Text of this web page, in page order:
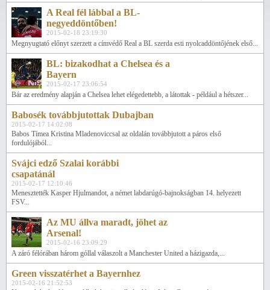
A Real fél lábbal a BL-
negyeddöntőben!
2015-02-18 23:19:30
Megnyugtató előnyt szerzett a címvédő Real a BL szerda esti nyolcaddöntőjének első...
BL: bizakodhat a Chelsea és a
Bayern
2015-02-17 23:06:54
Bár az eredmény alapján a Chelsea lehet elégedettebb, a látottak - például a hétszer...
Babosék továbbjutottak Dubajban
2015-02-17 14:02:08
Babos Tímea Kristina Mladenoviccsal az oldalán továbbjutott a páros első
fordulójából...
Svájci edző Szalai korábbi
csapatánál
2015-02-17 12:10:46
Menesztették Kasper Hjulmandot, a német labdarúgó-bajnokságban 14. helyezett
FSV...
Az MU állva maradt, jöhet az
Arsenal!
2015-02-16 23:09:29
A záró félórában három góllal válaszolt a Manchester United a házigazda,...
Green visszatérhet a Bayernhez
2015-02-16 21:52:53